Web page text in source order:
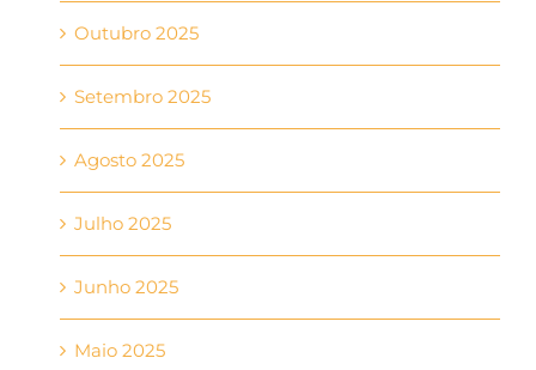
Outubro 2025
Setembro 2025
Agosto 2025
Julho 2025
Junho 2025
Maio 2025